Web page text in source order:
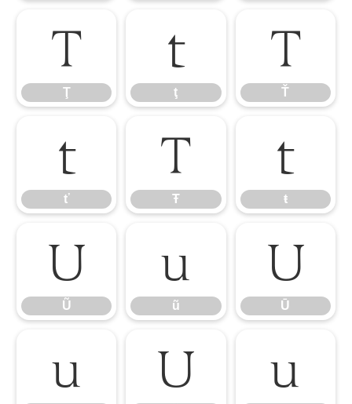
Ţ
Ţ
ţ
ţ
Ť
Ť
ť
ť
Ŧ
Ŧ
ŧ
ŧ
Ũ
Ũ
ũ
ũ
Ū
Ū
ū Ŭ ŭ